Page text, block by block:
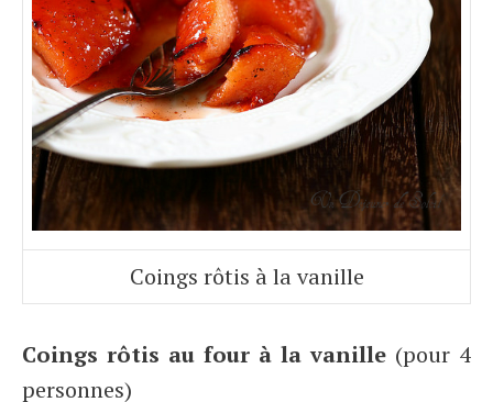
Coings rôtis à la vanille
Coings rôtis au four à la vanille (pour 4
personnes)